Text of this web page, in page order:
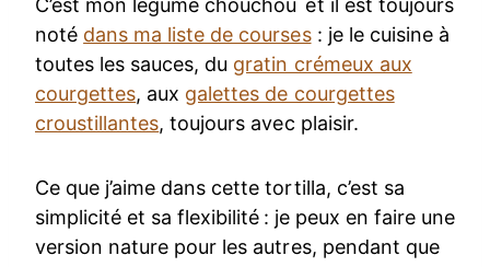
C’est mon légume chouchou et il est toujours
noté dans ma liste de courses: je le cuisine à
toutes les sauces, du gratin crémeux aux
courgettes, aux galettes de courgettes
croustillantes, toujours avec plaisir.
Ce que j’aime dans cette tortilla, c’est sa
simplicité et sa flexibilité : je peux en faire une
version nature pour les autres, pendant que